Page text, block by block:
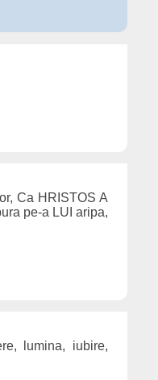
Ca HRISTOS A
pe-a LUI aripa,
lumina, iubire,